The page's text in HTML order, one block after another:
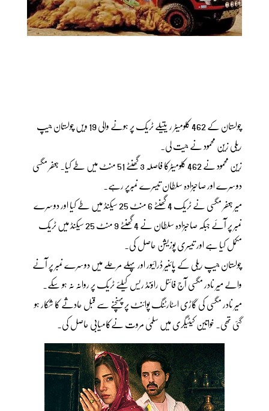
چولستان کے 462 کلومیٹر ریتیلے ٹریک پر ہونے والی 19 ویں چولستان جیپ
ریلی زین محمود نے جیت لی۔
زین محمود نے 462 کلومیٹرکا فاصلہ 3 گھنٹے 51 منٹ میں طے کیا۔ جعفر مگسی
دوسرے اور صاحبزادہ سلطان تیسرے نمبرپر رہے۔
میر جعفر مگسی نے ٹریک 4 گھنٹے 6 منٹ 25 سیکنڈ میں طے کیا اور دوسرے
نمبر پر آئے جبکہ صاحبزادہ سلطان نے 4 گھنٹے 9 منٹ 25 سیکنڈ میں ٹریک
مکمل کیا ہے اور تیسری پوزیشن حاصل کی۔
چولستان جیپ ریلی کے پائنیر ڈرائیور اور پہلے مرحلے میں دوسرے نمبر پر آنے
والے میر نادر مگسی آج فائنل راؤنڈ ریس کیلئے ٹریک پر روانہ نہ ہو سکے۔
میر نادر مگسی کی گاڑی اسٹارٹنگ پوائنٹ پر پہنچنے سے قبل حادثے کا شکار ہو
گئی تھی۔ خواتین کیٹیگری میں سلمیٰ مروت نےکامیابی حاصل کی۔